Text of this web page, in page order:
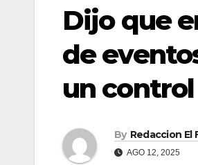
Dijo que
de
un
By Redaccion El
AGO 12, 2025